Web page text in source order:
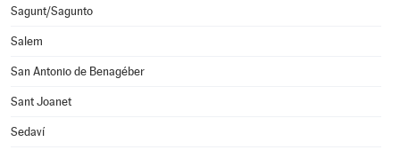
Sagunt/Sagunto
Salem
San Antonio de Benagéber
Sant Joanet
Sedaví